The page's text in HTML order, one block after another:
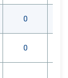
0
0